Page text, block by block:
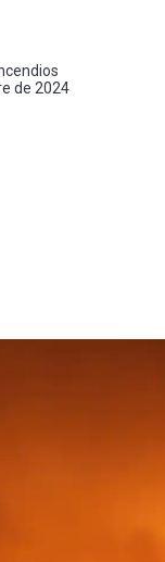
de 2024